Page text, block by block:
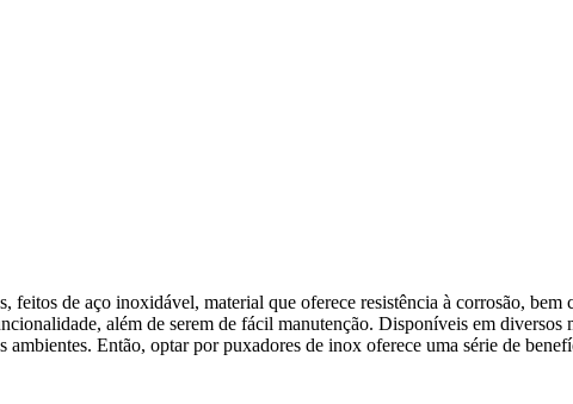
feitos de aço inoxidável, material que oferece resistência à corrosão,
além de serem de fácil manutenção. Disponíveis em
ambientes. Então, optar por puxadores de inox oferece uma série de